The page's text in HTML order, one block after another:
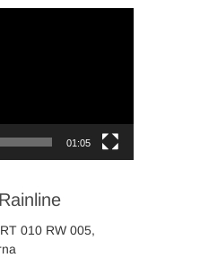
01:05
010 RW 005,